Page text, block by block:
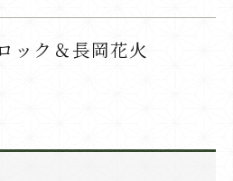
ック＆長岡花火